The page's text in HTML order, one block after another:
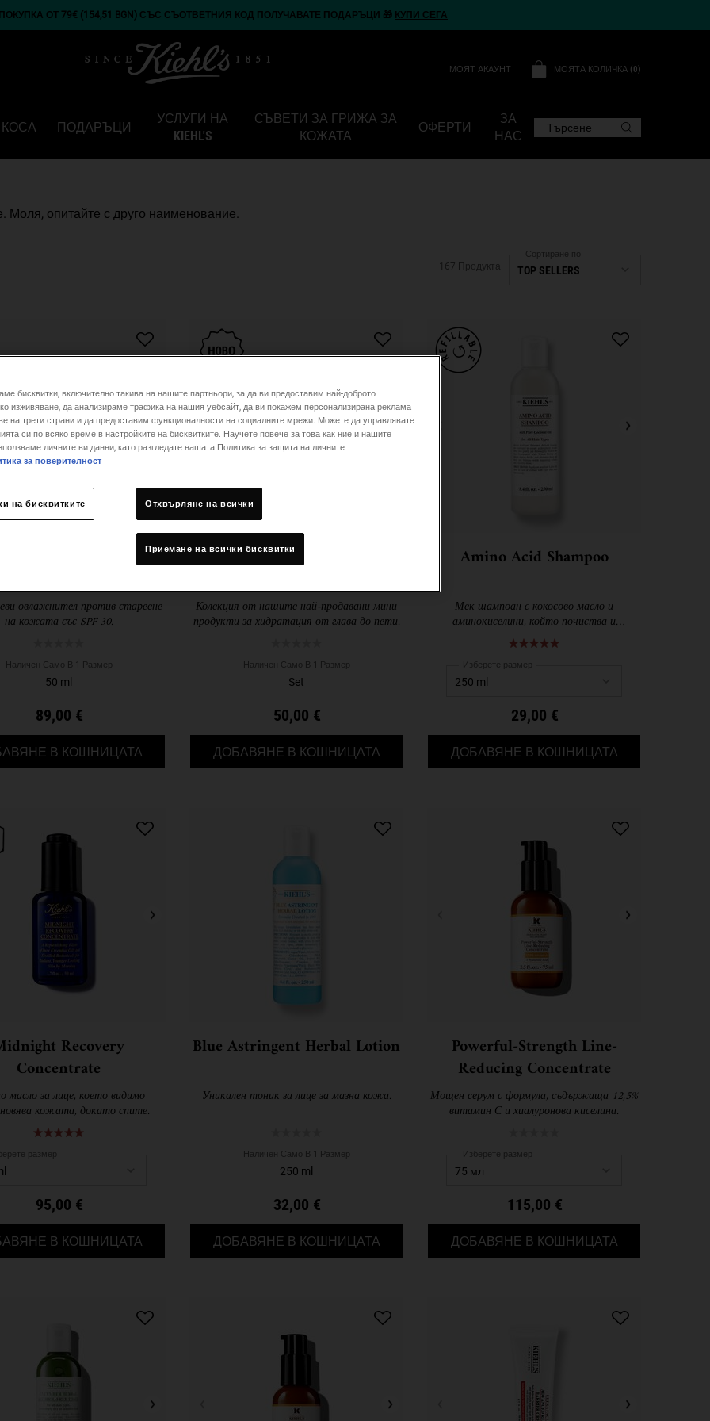
ОТ 79€ (154,51 BGN) СЪС СЪОТВЕТНИЯ КОД ПОЛУЧАВАТЕ ПОДАРЪЦИ 🎁 КУПИ СЕГА
МОЯТ АКАУНТ МОЯТА КОЛИЧКА 0
0 ПРОДУКТ
КОСА ПОДАРЪЦИ
УСЛУГИ НА
KIEHL'S
СЪВЕТИ ЗА ГРИЖА ЗА
КОЖАТА
ОФЕРТИ
ЗА
НАС
Търсене
опитайте с друго наименование.
167 Продукта
Сортиране по
Corrective Cream
овлажнител против стареене
на кожата със SPF 30.
Наличен Само В 1 Размер
50 ml
89,00 €
В КОШНИЦАТА SUPER MULTI-CORRECTIVE CREAM SPF 30
Master Mosturizing Minis
Колекция от нашите най-продавани мини
продукти за хидратация от глава до пети.
Наличен Само В 1 Размер
Set
50,00 €
ДОБАВЯНЕ В КОШНИЦАТА MASTER MOSTURIZING MINIS ПОДАРЪЧЕН КОМПЛЕКТ
Amino Acid Shampoo
Мек шампоан с кокосово масло и
аминокиселини, който почиства и
омекотява косата.
Изберете размер
29,00 €
ДОБАВЯНЕ В КОШНИЦАТА
Recovery
Concentrate
масло за лице, което видимо
кожата, докато спите.
размер
95,00 €
В КОШНИЦАТА MIDNIGHT RECOVERY CONCENTRATE
Blue Astringent Herbal Lotion
Уникален тоник за лице за мазна кожа.
Наличен Само В 1 Размер
250 ml
32,00 €
ДОБАВЯНЕ В КОШНИЦАТА BLUE ASTRINGENT HERBAL LOTION
Powerful-Strength Line-
Reducing Concentrate
Мощен серум с формула, съдържаща 12,5%
витамин С и хиалуронова киселина.
Изберете размер
115,00 €
ДОБАВЯНЕ В КОШНИЦАТА
бисквитки, включително такива на нашите партньори, за да ви предоставим най-доброто
изживяване, да анализираме трафика на нашия уебсайт, да ви покажем персонализирана реклама
на трети страни и да предоставим функционалности на социалните мрежи. Можете да управлявате
си по всяко време в настройките на бисквитките. Научете повече за това как ние и нашите
личните ви данни, като разгледате нашата Политика за защита на личните
за поверителност
на бисквитките Отхвърляне на всички
Приемане на всички бисквитки